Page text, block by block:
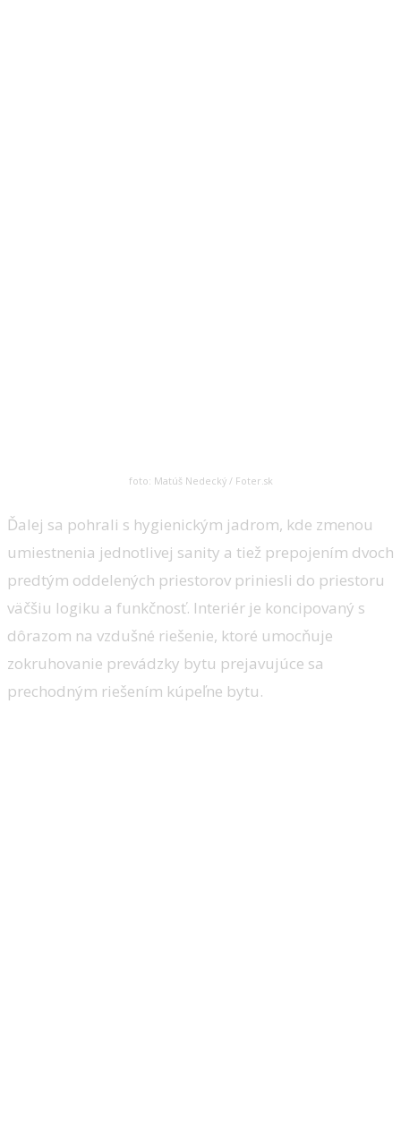
foto: Matúš Nedecký / Foter.sk
Ďalej sa pohrali s hygienickým jadrom, kde zmenou
umiestnenia jednotlivej sanity a tiež prepojením dvoch
predtým oddelených priestorov priniesli do priestoru
väčšiu logiku a funkčnosť. Interiér je koncipovaný s
dôrazom na vzdušné riešenie, ktoré umocňuje
zokruhovanie prevádzky bytu prejavujúce sa
prechodným riešením kúpeľne bytu.